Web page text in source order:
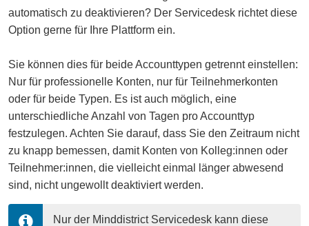
automatisch zu deaktivieren? Der Servicedesk richtet diese
Option gerne für Ihre Plattform ein.
Sie können dies für beide Accounttypen getrennt einstellen:
Nur für professionelle Konten, nur für Teilnehmerkonten
oder für beide Typen. Es ist auch möglich, eine
unterschiedliche Anzahl von Tagen pro Accounttyp
festzulegen. Achten Sie darauf, dass Sie den Zeitraum nicht
zu knapp bemessen, damit Konten von Kolleg:innen oder
Teilnehmer:innen, die vielleicht einmal länger abwesend
sind, nicht ungewollt deaktiviert werden.
Nur der Minddistrict Servicedesk kann diese